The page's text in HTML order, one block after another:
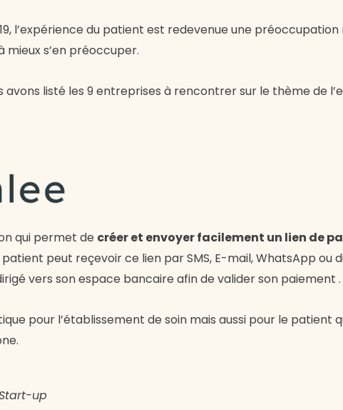
l’expérience du patient est redevenue une
s’en préoccuper.
avons listé les 9 entreprises à rencontrer sur le thème de
qui permet de créer et envoyer facilement un lien de
peut reçevoir ce lien par SMS, E-mail, WhatsApp ou
vers son espace bancaire afin de valider son paiement .
pour l’établissement de soin mais aussi pour le patient
up